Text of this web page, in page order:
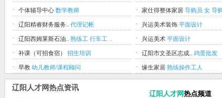
·
个体辅导中心 数学教师 · 家仕得整体家居 导购员 女 导
·
辽阳精睿财务服务.. 代理记帐 · 兴运美术装饰 平面设计
·
辽阳西姆莱斯石油.. 熟练工 行车工 .. · 兴运美术 平面设计
·
补课（可招食宿） 招生培训 · 辽阳市文圣区志成.. 鸡蛋批发
·
早教 幼儿教师/课程顾问 · 缘生家居 熟练操作工人
辽阳人才网热点资讯
辽阳人才网热点频道